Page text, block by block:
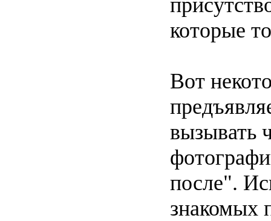
которые
Вот
вызывать
после".
знакомых